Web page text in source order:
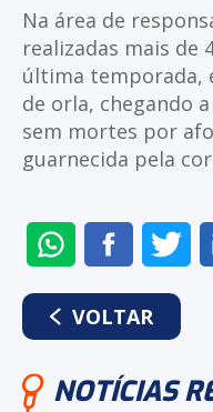
Na área de
realizadas mais de
última temporada,
de orla, chegando
sem mortes por
guarnecida pela
ENVIAR
NO
WHATSAPP
NO
FACEBOOK
VOLTAR
NOTÍCIAS